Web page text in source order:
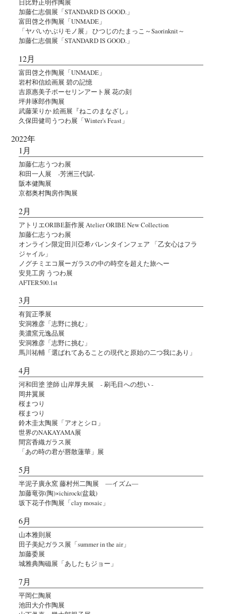
日比野正明作陶展
加藤仁志個展「STANDARD IS GOOD.」
富田啓之作陶展「UNMADE」
「ヤバいかぶりモノ展」 ひつじのたまっこ～Saorinknit～
加藤仁志個展「STANDARD IS GOOD.」
12月
富田啓之作陶展「UNMADE」
岩村和信絵画展 碧の記憶
吉原惠美子ポーセリンアート展 花の刻
坪井琢郎作陶展
武藤茉りか 絵画展『ねこのまなざし』
久保田健司うつわ展「Winter's Feast」
2022年
1月
加藤仁志うつわ展
和田一人展 -芳洲三代賦-
阪本健陶展
京都奥村陶房作陶展
2月
アトリエORIBE新作展 Atelier ORIBE New Collection
加藤仁志うつわ展
オンライン限定田川亞希バレンタインフェア 「乙女心はフラ
ジャイル」
ノグチミエコ展ーガラスの中の時空を超えた旅へー
安見工房 うつわ展
AFTER500.1st
3月
有賀正季展
安洞雅彦「志野に挑む」
美濃窯元逸品展
安洞雅彦「志野に挑む」
馬川祐輔「選ばれてあることの現代と原始の二つ我にあり」
4月
河和田塗 塗師 山岸厚夫展 - 刷毛目への想い -
岡井翼展
桜まつり
桜まつり
鈴木圭太陶展「アオとシロ」
世界のNAKAYAMA展
間宮香織ガラス展
「あの時の君が唇散蓮華」展
5月
半泥子廣永窯 藤村州二陶展 ―イズム―
加藤竜弥(陶)×ichirock(盆栽)
坂下花子作陶展「clay mosaic」
6月
山本雅則展
田子美紀ガラス展「summer in the air」
加藤委展
城雅典陶磁展「あしたもジョー」
7月
平岡仁陶展
池田大介作陶展